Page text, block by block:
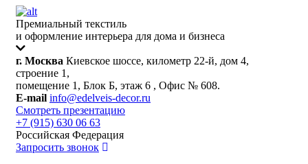
Премиальный текстиль
и оформление интерьера для дома и бизнеса
г. Москва Киевское шоссе, километр 22-й, дом 4,
строение 1,
помещение 1, Блок Б, этаж 6 , Офис № 608.
E-mail info@edelveis-decor.ru
Смотреть презентацию
+7 (915) 630 06 63
Российская Федерация
Запросить звонок